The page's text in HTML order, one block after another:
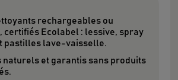
rechargeables ou
certifiés Ecolabel : lessive, spray
pastilles lave-vaisselle.
naturels et garantis sans produits